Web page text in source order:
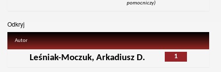
pomocniczy)
Odkryj
Autor
1
Leśniak-Moczuk, Arkadiusz D.